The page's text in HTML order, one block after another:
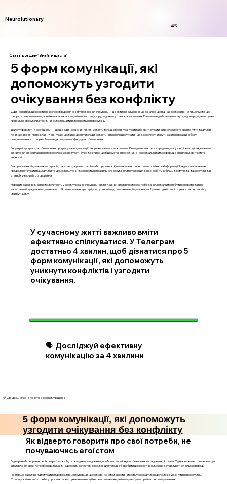
Neurolutionary
Login
Статті розділу "Знайти щастя"
5 форм комунікації, які
допоможуть узгодити
очікування без конфлікту
Один із найбільш ефективних способів досягнення узгодження очікувань — це активне слухання. Це означає, що під час розмови ви не лише чуєте, що
говорить співрозмовник, але й намагаєтеся зрозуміти його точку зору, задаючи уточнюючі запитання. Важливо відображати почуте, підтверджуючи, що ви
правильно зрозуміли, і таким чином зменшити ймовірність непорозумінь.
Діалог у форматі "я-сообщень" — це ще один корисний підхід. Замість того, щоб звинувачувати або критикувати, ви висловлюєте свої почуття та думки,
починаючи з "я". Наприклад, "Я відчуваю, що ми не досягли згоди" замість "Ти не хочеш слухати". Це дозволяє уникнути захисної реакції з боку
співрозмовника і створює більш відкриту атмосферу для обговорення.
Регулярні зустрічі для обговорення прогресу та актуалізації очікувань також є важливими. Вони дозволяють зосередити увагу на спільних цілях, виявити
відхилення від запланованого і своєчасно коригувати курс. Важливо, щоб ці зустрічі проходили в неформальній атмосфері, що сприяє відкритості та
чесності.
Використання візуальних матеріалів, таких як діаграми, графіки або презентації, може значно полегшити сприйняття інформації. Це допомагає наочно
продемонструвати ваші думки та ідеї, зменшуючи ймовірність неправильного розуміння. Візуалізація даних робить їх більш доступними та зрозумілими
для всіх учасників обговорення.
Нарешті, важливим аспектом є чіткість у формулюванні очікувань і вимог. Коли ви висловлюєте свої побажання, намагайтеся бути конкретними і не
залишати місця для неоднозначності. Чітко визначені критерії успіху і терміни дозволяють всім учасникам бути на одній хвилі та уникати конфліктів у
майбутньому.
У сучасному житті важливо вміти
ефективно спілкуватися. У Телеграм
достатньо 4 хвилин, щоб дізнатися про 5
форм комунікації, які допоможуть
уникнути конфліктів і узгодити
очікування.
🗣️ Досліджуй ефективну
комунікацію за 4 хвилини
💛 Швидко. Легко. І з ясністю в кожному рішенні.
5 форм комунікації, які допоможуть
узгодити очікування без конфлікту
Як відверто говорити про свої потреби, не
почуваючись егоїстом
Відверте обговорення своїх потреб може бути складним завданням, особливо коли існує побоювання виглядати егоїстично. Однак важливо пам’ятати, що
висловлення своїх потреб є нормальним і здоровим аспектом взаємин. Для того, щоб зробити це ефективно, можна дотримуватися кількох порад.
По-перше, важливо підготуватися до розмови, з’ясувавши, що саме ви хочете донести. Чіткість у своїх думках допоможе уникнути непорозумінь.
Сформулюйте свої потреби у простих словах, уникаючи емоційних висловлювань, які можуть бути сприйняті як звинувачення.